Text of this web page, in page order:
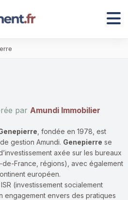
par Amundi Immobilier
, fondée en 1978, est
gestion Amundi. Genepierre se
axée sur les bureaux
de-France, régions), avec également
européen.
(investissement socialement
engagement envers des pratiques